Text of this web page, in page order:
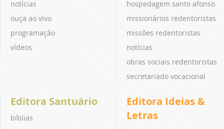
notícias
ouça ao vivo
programação
vídeos
hospedagem santo afonso
missionários redentoristas
missões redentoristas
notícias
obras sociais redentoristas
secretariado vocacional
Editora Santuário
bíblias
Editora Ideias &
Letras